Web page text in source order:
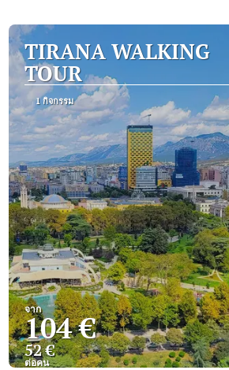
TIRANA WALKING
TOUR
1 กิจกรรม
จาก
104 €
52 €
ต่อคน